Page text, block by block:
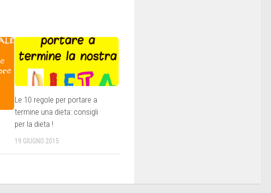
Le 10 regole per portare a
termine una dieta: consigli
per la dieta !
19 GIUGNO 2015